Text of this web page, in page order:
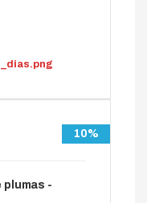
10%
plumas -